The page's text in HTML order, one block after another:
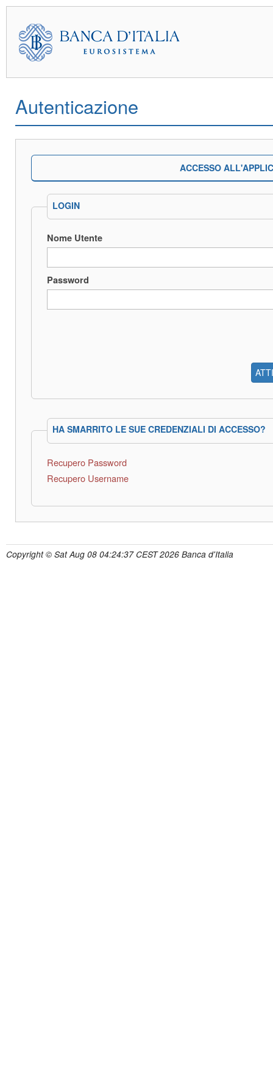
Autenticazione
ACCESSO
LOGIN
Nome Utente
Password
HA SMARRITO LE SUE CREDENZIALI DI ACCESSO?
Recupero Password
Recupero Username
Copyright © Sat Aug 08 04:24:37 CEST 2026 Banca d'Italia